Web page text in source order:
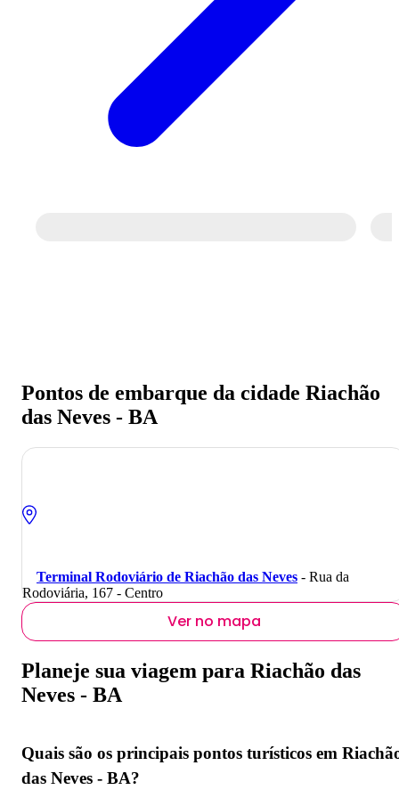
Passagem de ônibus para Riachão das
Economize na viagem de ônibus para
Riachão das Neves - BA. Reserve agora,
Pontos de embarque da cidade Riachão
das Neves - BA
Terminal Rodoviário de Riachão das Neves - Rua da
Rodoviária, 167 - Centro
Ver no mapa
Planeje sua viagem para Riachão das
Neves - BA
Quais são os principais pontos turísticos em
das Neves - BA?